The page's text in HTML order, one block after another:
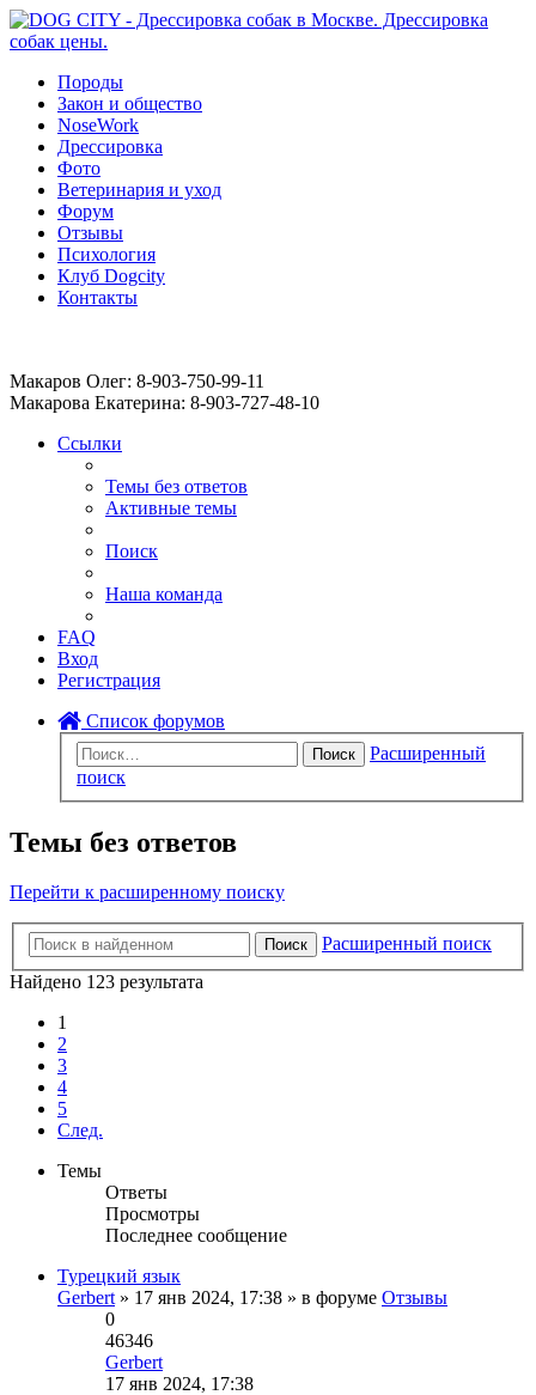
Породы
Закон и общество
NoseWork
Дрессировка
Фото
Ветеринария и уход
Форум
Отзывы
Психология
Клуб Dogcity
Контакты
Макаров Олег: 8-903-750-99-11
Макарова Екатерина: 8-903-727-48-10
Ссылки
Темы без ответов
Активные темы
Поиск
Наша команда
FAQ
Вход
Регистрация
Список форумов
Поиск
Расширенный
поиск
Темы без ответов
Перейти к расширенному поиску
Поиск
Расширенный поиск
Найдено 123 результата
1
2
3
4
5
След.
Темы
Ответы
Просмотры
Последнее сообщение
Турецкий язык
Gerbert » 17 янв 2024, 17:38 » в форуме Отзывы
0
46346
Gerbert
Перейти
17 янв 2024, 17:38